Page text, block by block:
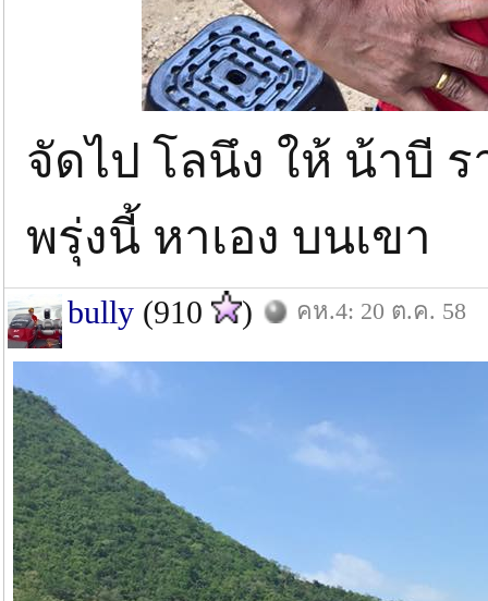
จัดไป โลนึง ให้ น้าบี
พรุ่งนี้ หาเอง บนเขา
bully (910 ) คห.4: 20 ต.ค. 58